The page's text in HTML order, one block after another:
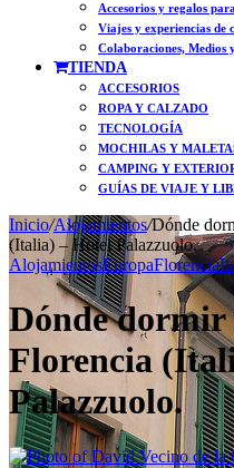
Accesorios y regalos
Viajes y experiencias de
Colaboraciones, Medios
TIENDA
ACCESORIOS
ROPA Y CALZADO
TECNOLOGÍA
MOCHILAS Y
CAMPING Y
GUÍAS DE VIAJE Y
Inicio/Alojamientos/Dónde
(Italia) – Hotel Palazzuolo.
AlojamientosEuropaFlorencia
Dónde dormir
Florencia
Palazzuolo.